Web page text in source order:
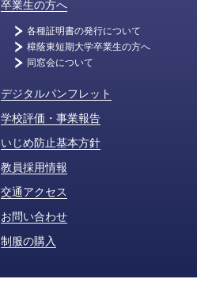
卒業生の方へ
各種証明書の発行について
樟蔭東短期大学卒業生の方へ
同窓会について
デジタルパンフレット
学校評価・事業報告
いじめ防止基本方針
教員採用情報
交通アクセス
お問い合わせ
制服の購入